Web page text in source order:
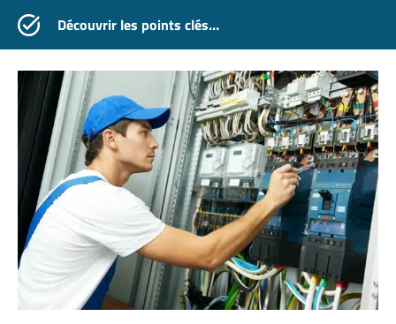
Découvrir les points clés…